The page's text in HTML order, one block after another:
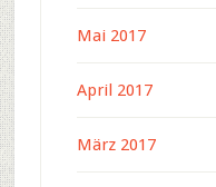
Mai 2017
April 2017
März 2017